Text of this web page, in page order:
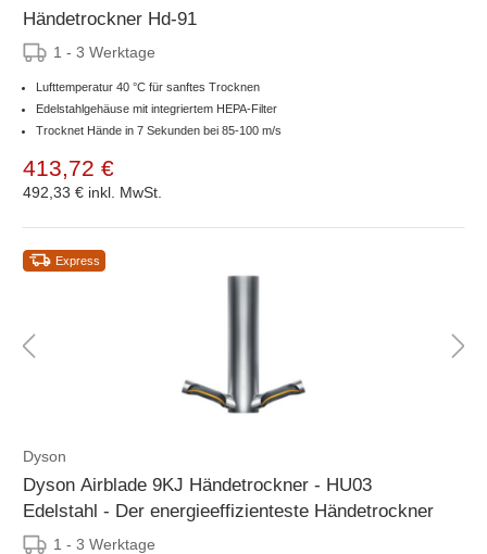
Händetrockner Hd-91
1 - 3 Werktage
Lufttemperatur 40 °C für sanftes Trocknen
Edelstahlgehäuse mit integriertem HEPA-Filter
Trocknet Hände in 7 Sekunden bei 85-100 m/s
413,72 €
492,33 € inkl. MwSt.
Express
Dyson
Dyson Airblade 9KJ Händetrockner - HU03
Edelstahl - Der energieeffizienteste Händetrockner
1 - 3 Werktage